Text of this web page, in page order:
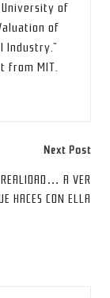
University of
of
Industry.”
from MIT.
Next Post
REALIDAD… A VER
HACES CON ELLA